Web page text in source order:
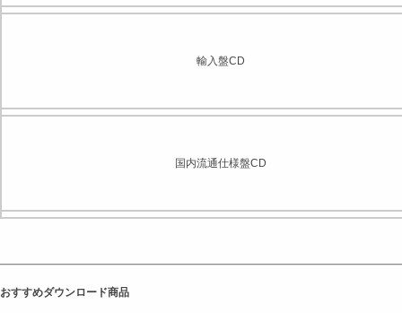
輸入盤CD
国内流通仕様盤CD
おすすめダウンロード商品